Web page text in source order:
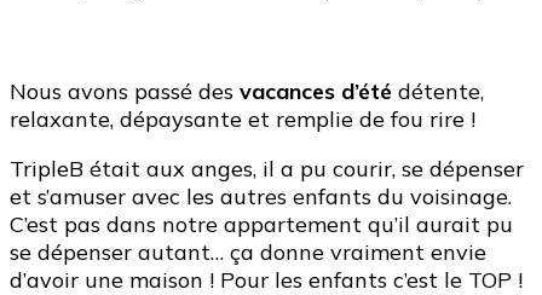
Nous avons passé des vacances d’été détente,
relaxante, dépaysante et remplie de fou rire !
TripleB était aux anges, il a pu courir, se dépenser
et s’amuser avec les autres enfants du voisinage.
C’est pas dans notre appartement qu’il aurait pu
se dépenser autant… ça donne vraiment envie
d’avoir une maison ! Pour les enfants c’est le TOP !